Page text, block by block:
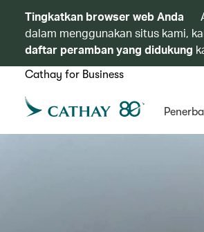
Tingkatkan browser web Anda
dalam menggunakan situs kami,
daftar peramban yang didukung
Cathay for Business